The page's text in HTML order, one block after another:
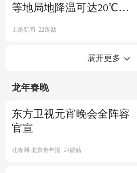
等地局地降温可达20℃以
上游新闻 22跟贴
中央气象台六预警齐发 寒潮、
界面新闻 1跟贴
预警
全国降温预报图变深红色
展开更多
龙年春晚
东方卫视元宵晚会全阵容
官宣
北青网-北京青年报 24跟贴